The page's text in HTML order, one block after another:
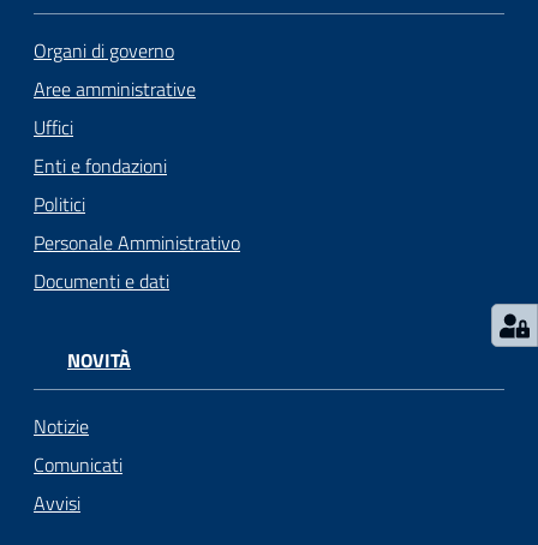
r
a
n
T
u
r
s
Tutti
argomenti...
Organi di governo
Aree amministrative
Uffici
Enti e fondazioni
Politici
Personale Amministrativo
Documenti e dati
NOVITÀ
Notizie
Comunicati
Avvisi